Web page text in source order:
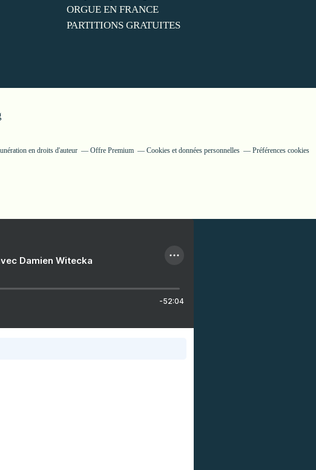
ORGUE EN FRANCE
PARTITIONS GRATUITES
en droits d'auteur Offre Premium Cookies et données personnelles Préférences cookies
Damien Witecka
-52:04